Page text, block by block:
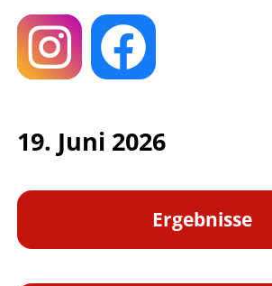
19. Juni 2026
Ergebnisse